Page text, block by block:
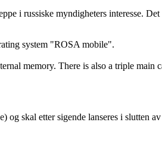
i russiske myndigheters interesse.
system "ROSA mobile".
memory. There is also a triple
og skal etter sigende lanseres i slutten